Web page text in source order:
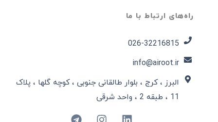
راه‌های ارتباط با ما
026-32216815​
info@airoot.ir
البرز ، کرج ، بلوار طالقانی جنوبی ، کوچه گلها ، پلاک
11 ، طبقه 2 ، واحد شرقی